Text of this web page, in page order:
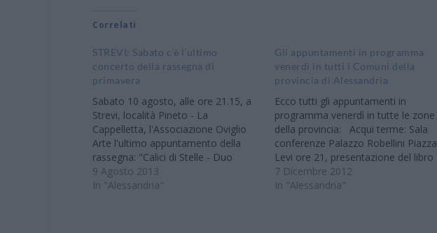
Correlati
STREVI: Sabato c’è l’ultimo
concerto della rassegna di
primavera
Sabato 10 agosto, alle ore 21.15, a
Strevi, località Pineto - La
Cappelletta, l'Associazione Oviglio
Arte l'ultimo appuntamento della
rassegna: "Calici di Stelle - Duo
Sconcerto". " In caso di maltempo il
concerto si svolgerà nel Museo
9 Agosto 2013
In "Alessandria"
Gli appuntamenti in programma
venerdì in tutti i Comuni della
provincia di Alessandria
Ecco tutti gli appuntamenti in
programma venerdì in tutte le zone
della provincia: Acqui terme: Sala
conferenze Palazzo Robellini Piazza
Levi ore 21, presentazione del libro
di Francesco Bonicelli; introduce
Carlo Prosperi Alessandria: alle ore
7 Dicembre 2012
In "Alessandria"